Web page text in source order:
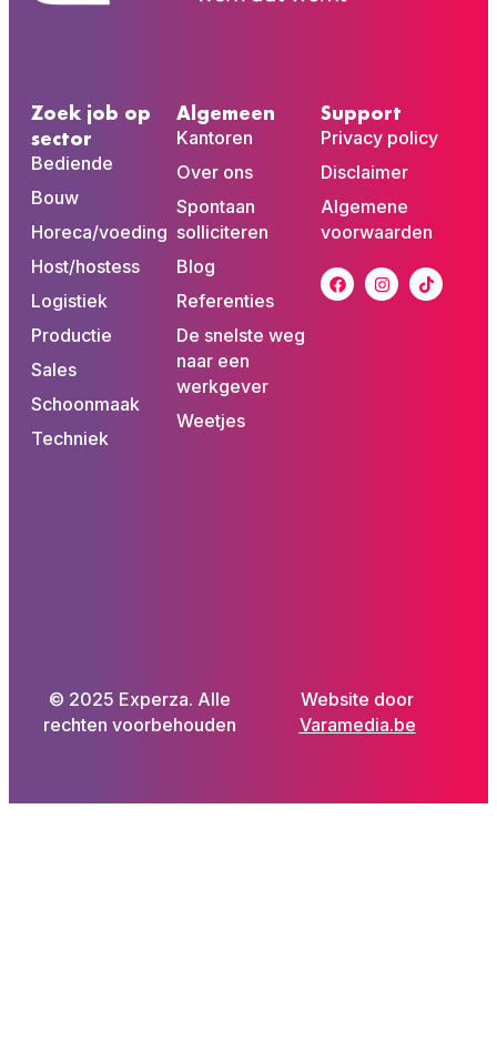
Zoek job op
sector
Bediende
Bouw
Horeca/voeding
Host/hostess
Logistiek
Productie
Sales
Schoonmaak
Techniek
Algemeen
Kantoren
Over ons
Spontaan
solliciteren
Blog
Referenties
De snelste weg
naar een
werkgever
Weetjes
Support
Privacy policy
Disclaimer
Algemene
voorwaarden
© 2025 Experza. Alle
rechten voorbehouden
Website door
Varamedia.be